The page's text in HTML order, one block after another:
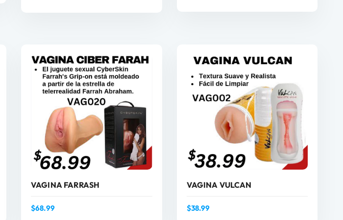
AÑADIR AL CARRITO AÑADIR AL CARRITO
VAGINA FARRASH
$68.99
VAGINA VULCAN
$38.99